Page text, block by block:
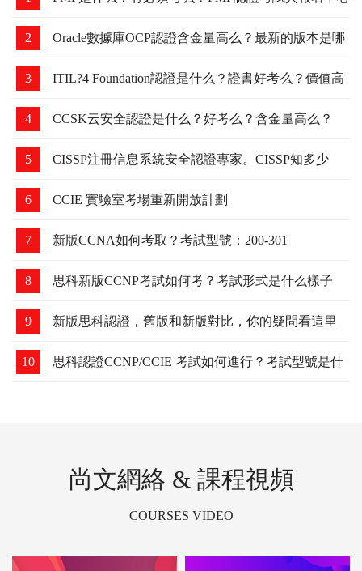
2 Oracle數據庫OCP認證含金量高么？最新的版本是哪
個？
3 ITIL?4 Foundation認證是什么？證書好考么？價值高
么？
4 CCSK云安全認證是什么？好考么？含金量高么？
5 CISSP注冊信息系統安全認證專家。CISSP知多少
6 CCIE 實驗室考場重新開放計劃
7 新版CCNA如何考取？考試型號：200-301
8 思科新版CCNP考試如何考？考試形式是什么樣子
的？
9 新版思科認證，舊版和新版對比，你的疑問看這里
10 思科認證CCNP/CCIE 考試如何進行？考試型號是什
尚文網絡 & 課程視頻
COURSES VIDEO